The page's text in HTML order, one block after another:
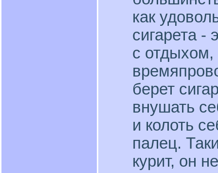
как
сигарета -
с
берет
внушать
и колоть
палец.
курит, он